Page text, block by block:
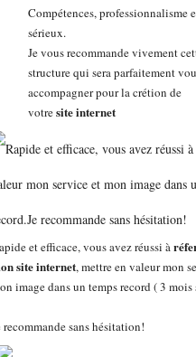
Compétences, professionnalisme
sérieux.
Je vous recommande vivement
structure qui sera parfaitement
accompagner pour la crétion de
votresite internet
et efficace, vous avez réussi à
site internet, mettre en valeur mon
image dans un temps record ( 3 mois
recommande sans hésitation!